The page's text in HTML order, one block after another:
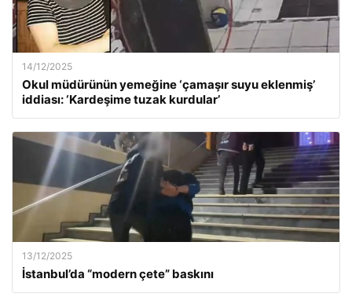
14/12/2025
Okul müdürünün yemeğine ‘çamaşır suyu eklenmiş’
iddiası: ‘Kardeşime tuzak kurdular’
13/12/2025
İstanbul’da “modern çete” baskını